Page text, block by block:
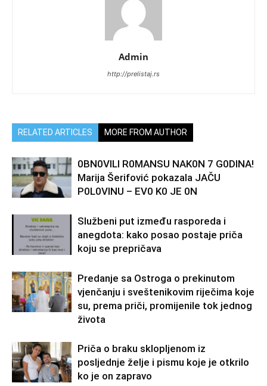
Admin
http://prelistaj.rs
RELATED ARTICLES MORE FROM AUTHOR
0BN0VlLl R0MANSU NAK0N 7 G0DlNA!
Marija Šerifović pokazala JAČU
P0L0VINU – EV0 K0 JE 0N
Službeni put između rasporeda i
anegdota: kako posao postaje priča
koju se prepričava
Predanje sa Ostroga o prekinutom
vjenčanju i sveštenikovim riječima koje
su, prema priči, promijenile tok jednog
života
Priča o braku sklopljenom iz
posljednje želje i pismu koje je otkrilo
ko je on zapravo